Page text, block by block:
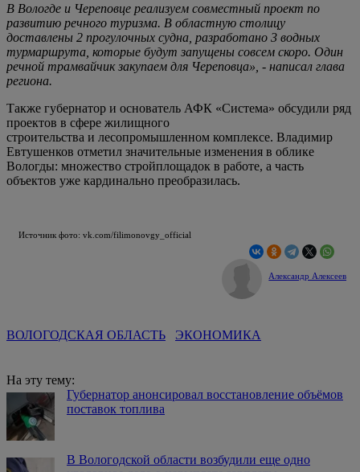
В Вологде и Череповце реализуем совместный проект по
развитию речного туризма. В областную столицу
доставлены 2 прогулочных судна, разработано 3 водных
турмаршрута, которые будут запущены совсем скоро. Один
речной трамвайчик закупаем для Череповца», - написал глава
региона.
Также губернатор и основатель АФК «Система» обсудили ряд
проектов в сфере жилищного
строительства и лесопромышленном комплексе. Владимир
Евтушенков отметил значительные изменения в облике
Вологды: множество стройплощадок в работе, а часть
объектов уже кардинально преобразилась.
Источник фото: vk.com/filimonovgy_official
Александр Алексеев
ВОЛОГОДСКАЯ ОБЛАСТЬ ЭКОНОМИКА
На эту тему:
Губернатор анонсировал восстановление объёмов
поставок топлива
В Вологодской области возбудили еще одно